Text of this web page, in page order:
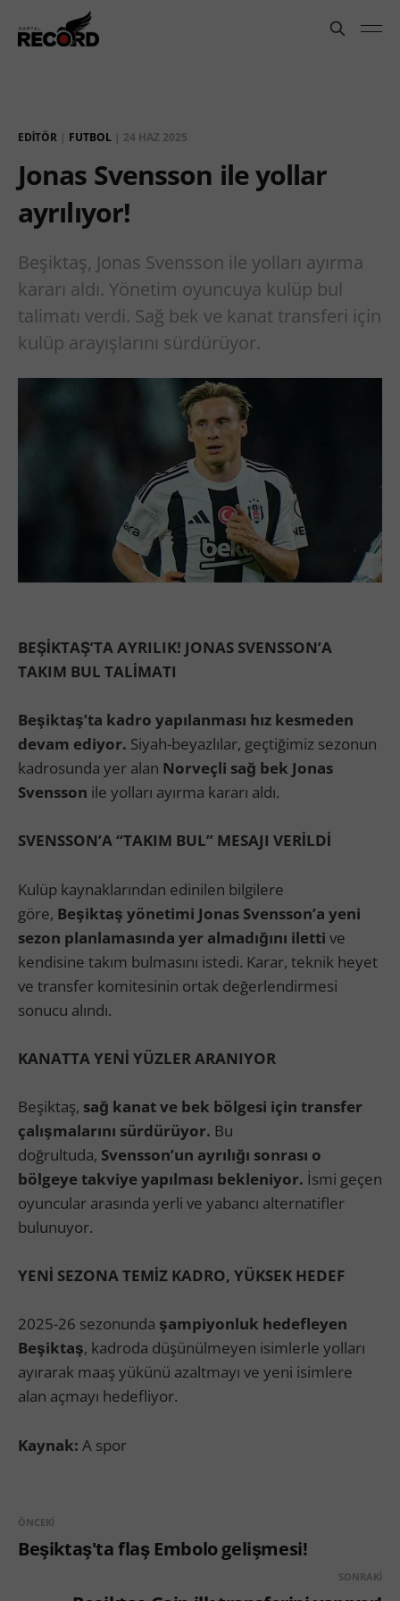
EDITÖR | FUTBOL | 24 HAZ 2025
Jonas Svensson ile yollar
ayrılıyor!
Beşiktaş, Jonas Svensson ile yolları ayırma
kararı aldı. Yönetim oyuncuya kulüp bul
talimatı verdi. Sağ bek ve kanat transferi için
kulüp arayışlarını sürdürüyor.
BEŞİKTAŞ’TA AYRILIK! JONAS SVENSSON’A
TAKIM BUL TALİMATI
Beşiktaş’ta kadro yapılanması hız kesmeden
devam ediyor. Siyah-beyazlılar, geçtiğimiz sezonun
kadrosunda yer alan Norveçli sağ bek Jonas
Svensson ile yolları ayırma kararı aldı.
SVENSSON’A “TAKIM BUL” MESAJI VERİLDİ
Kulüp kaynaklarından edinilen bilgilere
göre, Beşiktaş yönetimi Jonas Svensson’a yeni
sezon planlamasında yer almadığını iletti ve
kendisine takım bulmasını istedi. Karar, teknik heyet
ve transfer komitesinin ortak değerlendirmesi
sonucu alındı.
KANATTA YENİ YÜZLER ARANIYOR
Beşiktaş, sağ kanat ve bek bölgesi için transfer
çalışmalarını sürdürüyor. Bu
doğrultuda, Svensson’un ayrılığı sonrası o
bölgeye takviye yapılması bekleniyor. İsmi geçen
oyuncular arasında yerli ve yabancı alternatifler
bulunuyor.
YENİ SEZONA TEMİZ KADRO, YÜKSEK HEDEF
2025-26 sezonunda şampiyonluk hedefleyen
Beşiktaş, kadroda düşünülmeyen isimlerle yolları
ayırarak maaş yükünü azaltmayı ve yeni isimlere
alan açmayı hedefliyor.
Kaynak: A spor
ÖNCEKI
Beşiktaş'ta flaş Embolo gelişmesi!
SONRAKI